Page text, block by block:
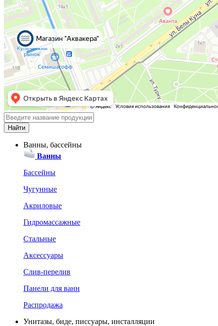
Ванны, бассейны
Ванны
Бассейны
Чугунные
Акриловые
Гидромассажные
Стальные
Аксессуары
Слив-перелив
Панели для ванн
Распродажа
Унитазы, биде, писсуары, инсталляции